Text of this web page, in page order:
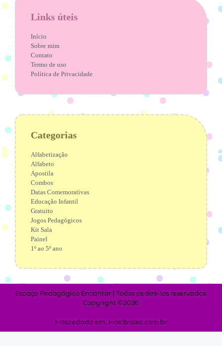
Links úteis
Início
Sobre mim
Contato
Termo de uso
Política de Privacidade
Categorias
Alfabetização
Alfabeto
Apostila
Combos
Datas Comemorativas
Educação Infantil
Gratuito
Jogos Pedagógicos
Kit Sala
Painel
1º ao 5º ano
Espaço Pedagógico Encantar | Todos os direitos reservados.
Copyright ©2026.
Hospedado em: Hostbraza.com.br